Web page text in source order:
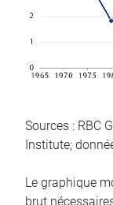
Sources : RBC
Institute;
Le graphique
brut